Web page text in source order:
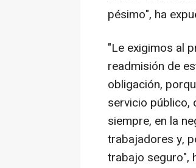
pésimo", ha
"Le exigimos al
readmisión de
obligación,
servicio público,
siempre, en la
trabajadores y,
trabajo seguro",